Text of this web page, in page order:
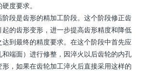
度要求。
段是齿形的精加工阶段。这个阶段修正齿
的齿形变形，进一步提高齿形精度和降低
到最终的精度要求。在这个阶段中首先应
和端面）进行修整，因淬火以后齿轮的内孔
，如果在齿轮加工淬火后直接采用这样的